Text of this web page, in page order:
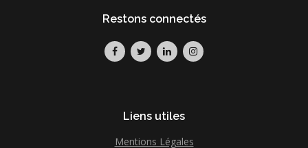
Restons connectés
Liens utiles
Mentions Légales